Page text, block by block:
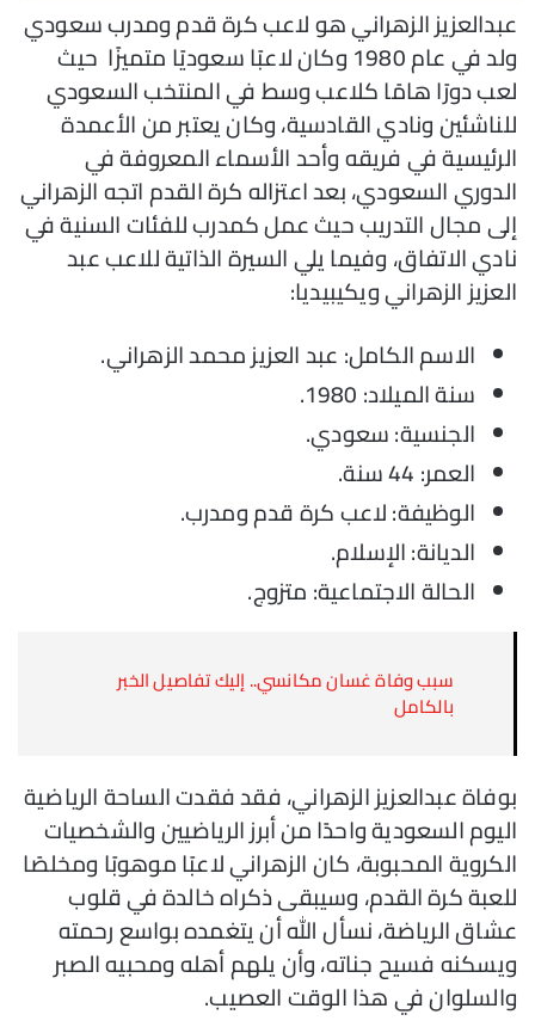
عبدالعزيز الزهراني هو لاعب كرة قدم ومدرب سعودي
ولد في عام 1980 وكان لاعبًا سعوديًا متميزًا حيث
لعب دورًا هامًا كلاعب وسط في المنتخب السعودي
للناشئين ونادي القادسية، وكان يعتبر من الأعمدة
الرئيسية في فريقه وأحد الأسماء المعروفة في
الدوري السعودي، بعد اعتزاله كرة القدم اتجه الزهراني
إلى مجال التدريب حيث عمل كمدرب للفئات السنية في
نادي الاتفاق، وفيما يلي السيرة الذاتية للاعب عبد
العزيز الزهراني ويكيبيديا:
الاسم الكامل: عبد العزيز محمد الزهراني.
سنة الميلاد: 1980.
الجنسية: سعودي.
العمر: 44 سنة.
الوظيفة: لاعب كرة قدم ومدرب.
الديانة: الإسلام.
الحالة الاجتماعية: متزوج.
سبب وفاة غسان مكانسي.. إليك تفاصيل الخبر
بالكامل
بوفاة عبدالعزيز الزهراني، فقد فقدت الساحة الرياضية
اليوم السعودية واحدًا من أبرز الرياضيين والشخصيات
الكروية المحبوبة، كان الزهراني لاعبًا موهوبًا ومخلصًا
للعبة كرة القدم، وسيبقى ذكراه خالدة في قلوب
عشاق الرياضة، نسأل الله أن يتغمده بواسع رحمته
ويسكنه فسيح جناته، وأن يلهم أهله ومحبيه الصبر
والسلوان في هذا الوقت العصيب.